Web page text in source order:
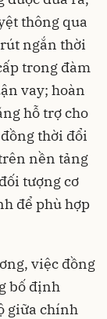
thông qua
rút ngắn thời
trong đàm
vay; hoàn
hỗ trợ cho
thời đổi
nền tảng
tượng cơ
để phù hợp
việc đồng
bố định
giữa chính